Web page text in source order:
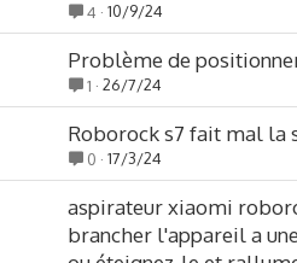
4 10/9/24
Problème de
1 26/7/24
Roborock s7 fait mal la
0 17/3/24
aspirateur xiaomi
brancher l'appareil a